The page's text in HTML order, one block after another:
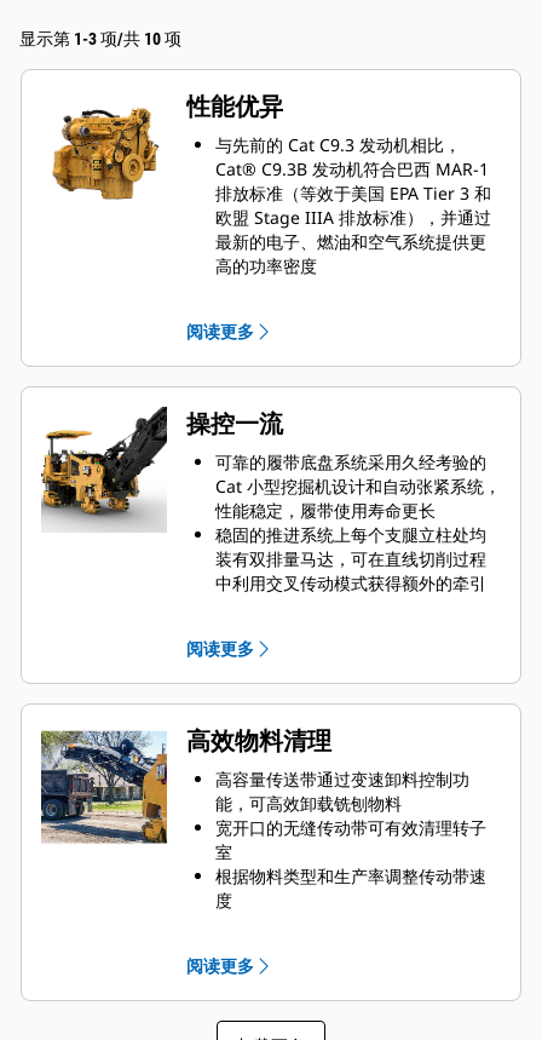
显示第 1-3 项/共 10 项
性能优异
与先前的 Cat C9.3 发动机相比，
Cat® C9.3B 发动机符合巴西 MAR-1
排放标准（等效于美国 EPA Tier 3 和
欧盟 Stage IIIA 排放标准），并通过
最新的电子、燃油和空气系统提供更
高的功率密度
变速冷却风扇以尽可能低的转速运
行，以实现安静高效的冷却
自动负载控制装置可监控发动机的需
求并调整铣削速度，以帮助防止失
速，同时保持高产量
阅读更多
操控一流
可靠的履带底盘系统采用久经考验的
Cat 小型挖掘机设计和自动张紧系统，
性能稳定，履带使用寿命更长
稳固的推进系统上每个支腿立柱处均
装有双排量马达，可在直线切削过程
中利用交叉传动模式获得额外的牵引
的应用中帮助保持恒速
铰接式右后支腿可轻松置于外侧，以
帮助提供额外的稳定性和牵引力，或
置于转子室前方进行平齐切削
选装配重套件可用于在转子上增加重
量，以提高在要求更严苛的应用中的
切削能力
作业期间可通过电子方式切换转子转
速
阅读更多
高效物料清理
高容量传送带通过变速卸料控制功
能，可高效卸载铣刨物料
宽开口的无缝传动带可有效清理转子
室
根据物料类型和生产率调整传动带速
度
的盖板可用于快速检查和清洁辊筒
传送带可折叠，便于运输和保养
阅读更多